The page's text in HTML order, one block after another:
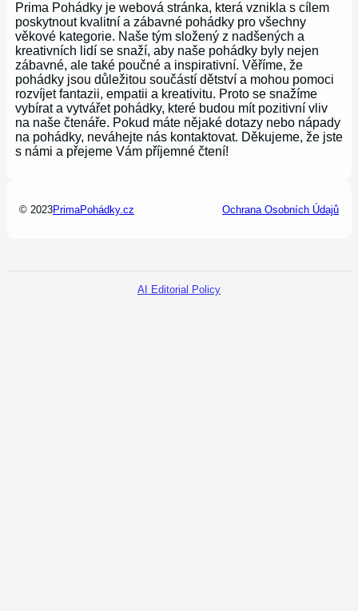
Prima Pohádky je webová stránka, která vznikla s cílem
poskytnout kvalitní a zábavné pohádky pro všechny
věkové kategorie. Naše tým složený z nadšených a
kreativních lidí se snaží, aby naše pohádky byly nejen
zábavné, ale také poučné a inspirativní. Věříme, že
pohádky jsou důležitou součástí dětství a mohou pomoci
rozvíjet fantazii, empatii a kreativitu. Proto se snažíme
vybírat a vytvářet pohádky, které budou mít pozitivní vliv
na naše čtenáře. Pokud máte nějaké dotazy nebo nápady
na pohádky, neváhejte nás kontaktovat. Děkujeme, že jste
s námi a přejeme Vám příjemné čtení!
© 2023PrimaPohádky.cz Ochrana Osobních Údajů
AI Editorial Policy